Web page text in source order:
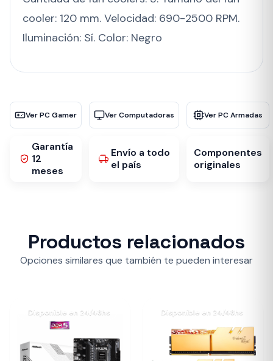
cooler: 120 mm. Velocidad: 690-2500 RPM.
Iluminación: Sí. Color: Negro
Ver PC Gamer Ver Computadoras Ver PC Armadas
Garantía
12
meses
Envío a todo
el país
Componentes
originales
Productos relacionados
Opciones similares que también te pueden interesar
Disponible en 24/48hs Disponible en 24/48hs